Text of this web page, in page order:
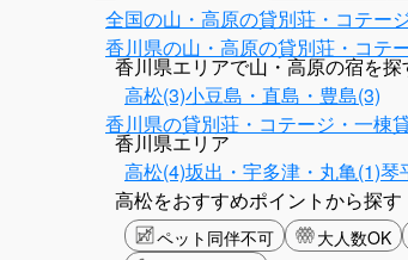
全国の山・高原の貸別荘・コテー
香川県の山・高原の貸別荘・コテ
香川県エリアで山・高原の宿を探
高松(3)小豆島・直島・豊島(3)
香川県の貸別荘・コテージ・一棟
香川県エリア
高松(4)坂出・宇多津・丸亀(1)琴
高松をおすすめポイントから探す
ペット同伴不可 大人数OK